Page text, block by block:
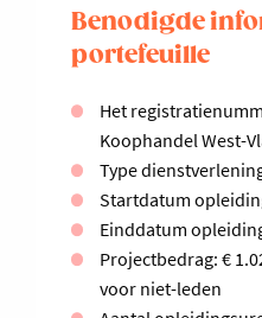
Benodigde
portefeuille
Het
Koophandel West-
Type
Startdatum
Einddatum
Projectbedrag: €
voor niet-leden